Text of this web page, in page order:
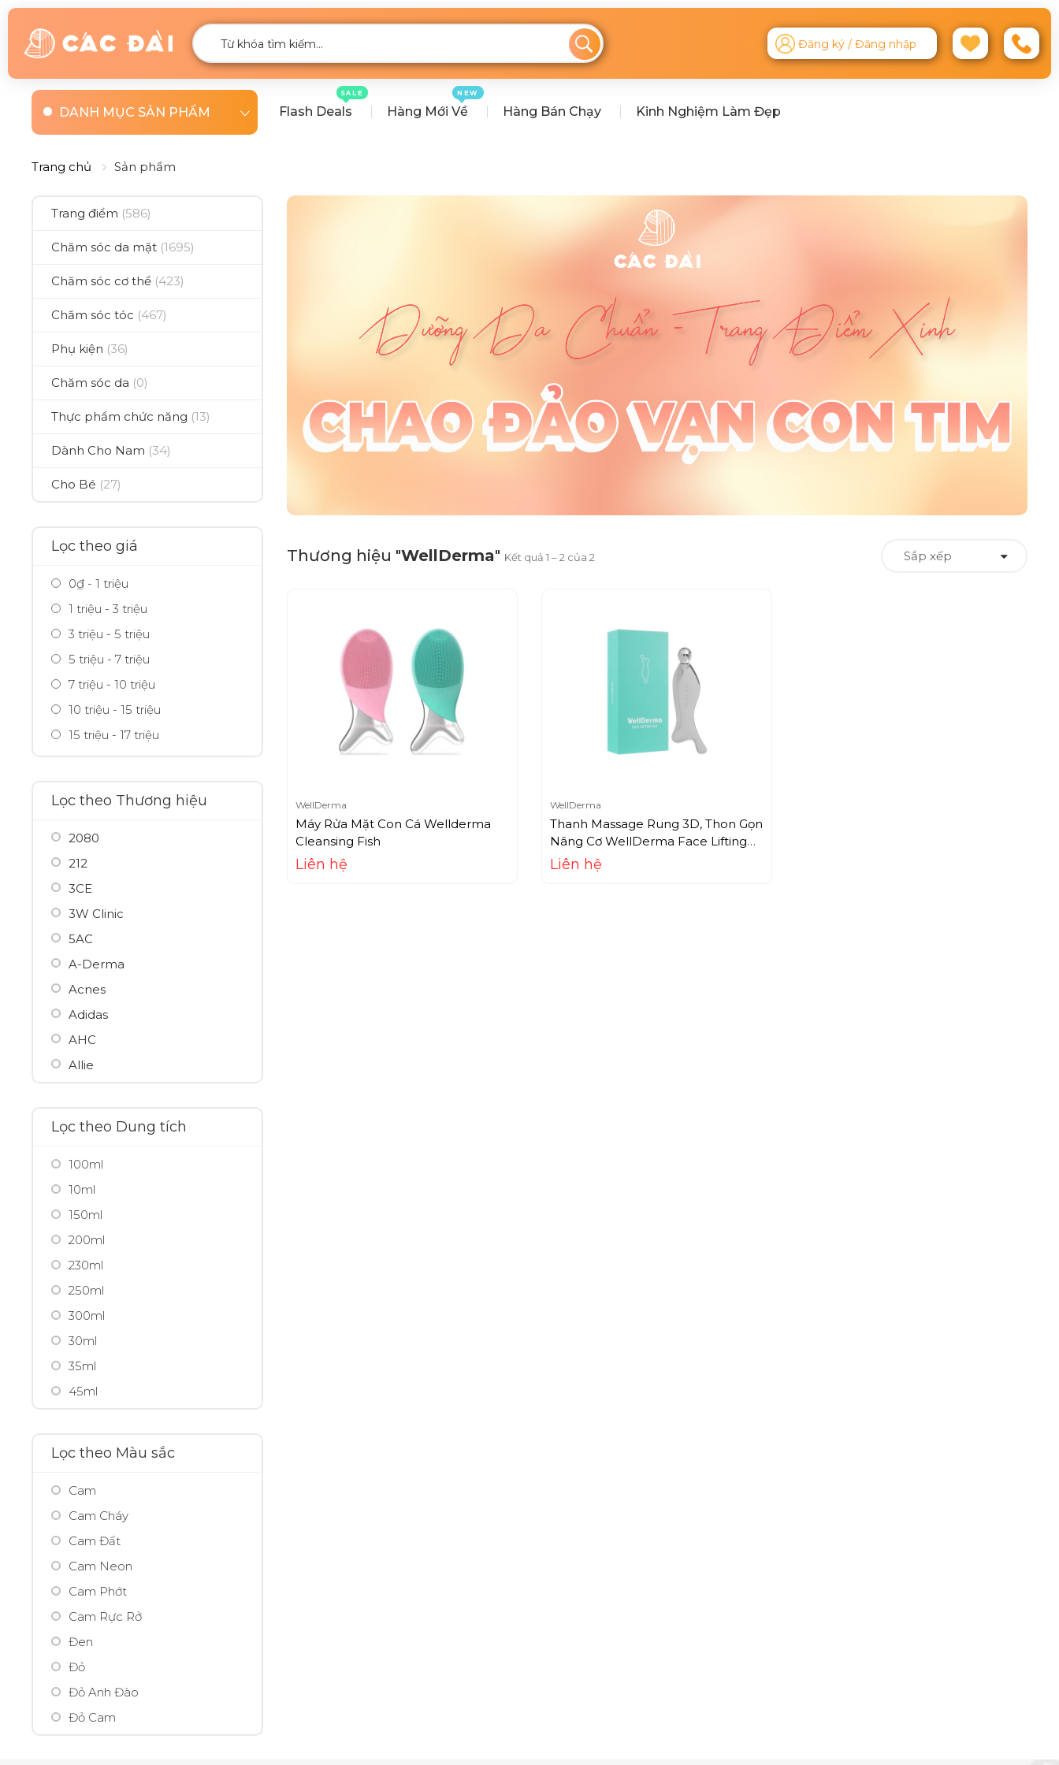
Đăng ký / Đăng nhập
DANH MỤC SẢN PHẨM Flash Deals
SALE
Hàng Mới Về
NEW
Hàng Bán Chạy Kinh Nghiệm Làm Đẹp
Trang chủ Sản phẩm
Trang điểm (586)
Chăm sóc da mặt (1695)
Chăm sóc cơ thể (423)
Chăm sóc tóc (467)
Phụ kiện (36)
Chăm sóc da (0)
Thực phẩm chức năng (13)
Dành Cho Nam (34)
Cho Bé (27)
Lọc theo giá
0₫ - 1 triệu
1 triệu - 3 triệu
3 triệu - 5 triệu
5 triệu - 7 triệu
7 triệu - 10 triệu
10 triệu - 15 triệu
15 triệu - 17 triệu
Lọc theo Thương hiệu
2080
212
3CE
3W Clinic
5AC
A-Derma
Acnes
Adidas
AHC
Allie
Angel's Liquid
Anna Sui
Aprilskin
Aquafresh
Aquala
Aqualable
Aquaselin
Arganicare
Arm Hammer
Aroma
Ashley
Avene
Avon
AXE
B-tox peel
Babor
Balance
Bamboo Salt
Banobagi
Bath & Body Works
BBIA
Lọc theo Dung tích
100ml
10ml
150ml
200ml
230ml
250ml
300ml
30ml
35ml
45ml
75ml
95ml
Lọc theo Màu sắc
Cam
Cam Cháy
Cam Đất
Cam Neon
Cam Phớt
Cam Rực Rở
Đen
Đỏ
Đỏ Anh Đào
Đỏ Cam
Thương hiệu "WellDerma" Kết quả 1 – 2 của 2 Sắp xếp
WellDerma
Máy Rửa Mặt Con Cá Wellderma
Cleansing Fish
Liên hệ
WellDerma
Thanh Massage Rung 3D, Thon Gọn
Nâng Cơ WellDerma Face Lifting
Pad
Liên hệ